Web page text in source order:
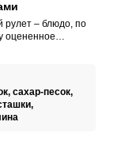
рулет – блюдо, по
оцененное
блюдом
сахар-песок,